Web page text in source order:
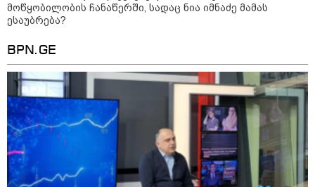
გადავცემ" - ეკა კუპატაძე
განცხადებას ავრცელებს
ჩანაწერში, სადაც ნია იმნაძე
მამას ესაუბრება?
"ამ ვიდეოს ნახვა ჩემთვის იყო
სიკვდილი" - რას ამბობს
დაკარგული 17 წლის ბიჭის დედა
ვიდეოკადრებზე, სადაც შვილის
განწირული ვედრების ხმა
ამოიცნო
მოწყობილობის ჩანაწერში, სადაც ნია იმნაძე მამას
ესაუბრება?
BPN.GE